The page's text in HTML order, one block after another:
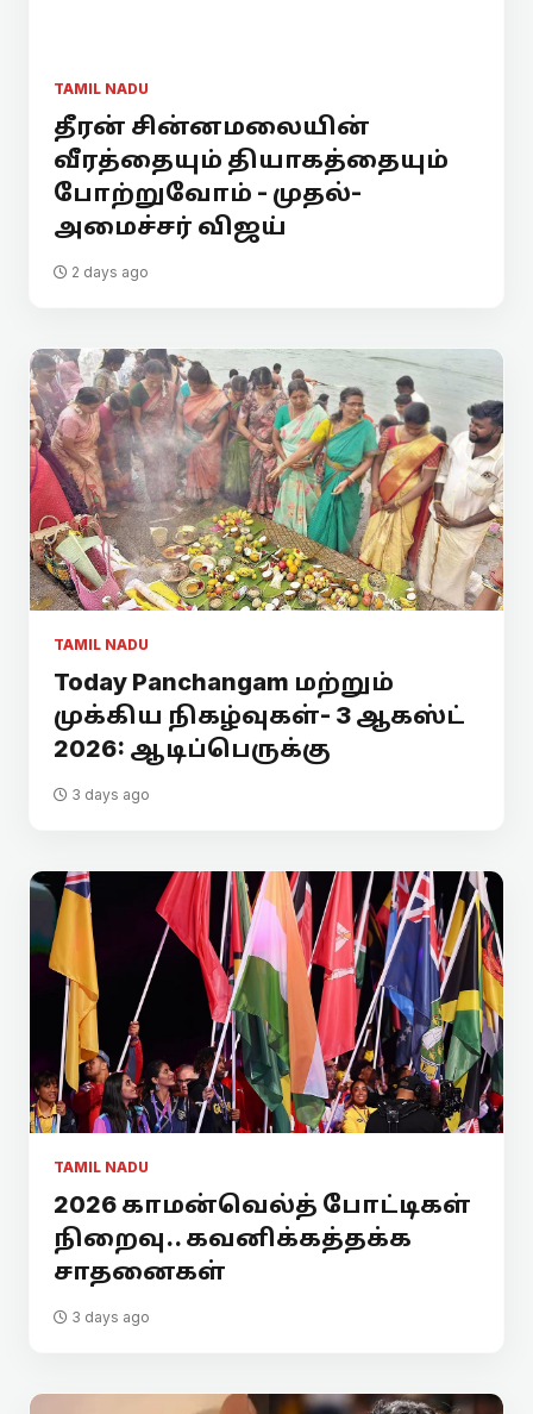
TAMIL NADU
தீரன் சின்னமலையின்
வீரத்தையும் தியாகத்தையும்
போற்றுவோம் - முதல்-
அமைச்சர் விஜய்
2 days ago
TAMIL NADU
Today Panchangam மற்றும்
முக்கிய நிகழ்வுகள்- 3 ஆகஸ்ட்
2026: ஆடிப்பெருக்கு
3 days ago
TAMIL NADU
2026 காமன்வெல்த் போட்டிகள்
நிறைவு.. கவனிக்கத்தக்க
சாதனைகள்
3 days ago